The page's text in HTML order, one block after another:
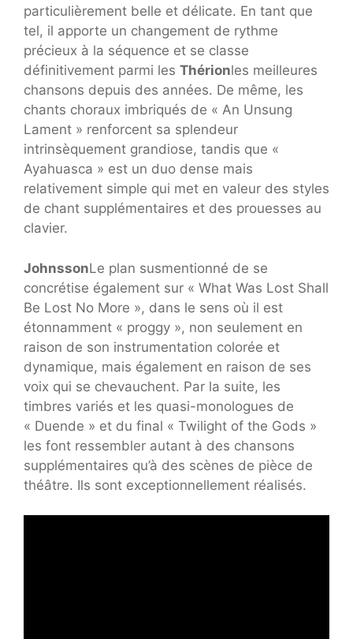
particulièrement belle et délicate. En tant que
tel, il apporte un changement de rythme
précieux à la séquence et se classe
définitivement parmi les Thérionles meilleures
chansons depuis des années. De même, les
chants choraux imbriqués de « An Unsung
Lament » renforcent sa splendeur
intrinsèquement grandiose, tandis que «
Ayahuasca » est un duo dense mais
relativement simple qui met en valeur des styles
de chant supplémentaires et des prouesses au
clavier.
JohnssonLe plan susmentionné de se
concrétise également sur « What Was Lost Shall
Be Lost No More », dans le sens où il est
étonnamment « proggy », non seulement en
raison de son instrumentation colorée et
dynamique, mais également en raison de ses
voix qui se chevauchent. Par la suite, les
timbres variés et les quasi-monologues de
« Duende » et du final « Twilight of the Gods »
les font ressembler autant à des chansons
supplémentaires qu’à des scènes de pièce de
théâtre. Ils sont exceptionnellement réalisés.